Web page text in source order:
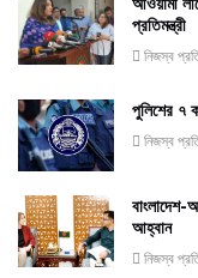
প্রতিমন্ত্রী
নিজস্ব
পুলিশের ৭
নিজস্ব
বাংলাদেশ-
আহ্বান
নিজস্ব